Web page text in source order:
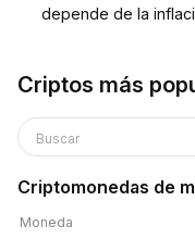
depende de la
Criptos más
Buscar
Criptomonedas de
Moneda